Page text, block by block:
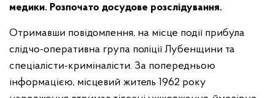
медики. Розпочато досудове розслідування.
Отримавши повідомлення, на місце події прибула
слідчо-оперативна група поліції Лубенщини та
спеціалісти-криміналісти. За попередньою
інформацією, місцевий житель 1962 року